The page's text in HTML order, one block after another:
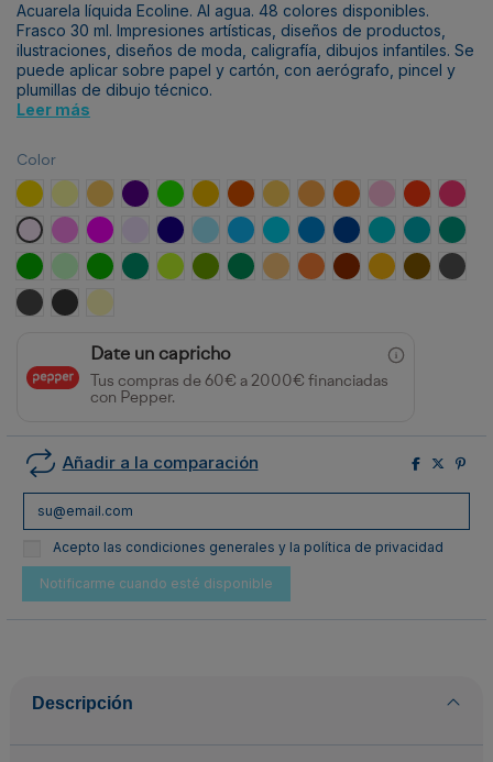
Acuarela líquida Ecoline. Al agua. 48 colores disponibles.
Frasco 30 ml. Impresiones artísticas, diseños de productos,
ilustraciones, diseños de moda, caligrafía, dibujos infantiles. Se
puede aplicar sobre papel y cartón, con aerógrafo, pincel y
plumillas de dibujo técnico.
Leer más
Color
ChartreuseAmarillo Claro
Amarillo oscuro
Violeta azulVerde claroOcre amarillo
Tierra siena tostado
Amarillo arena
Anaranjado claro
NaranjaRojo PastelBermellon
Rosa pastelRosa claroMagentaVioleta pastel
Ultramar violeta
Azul pastelAzul celeste (cyan)
Azul ultramarAzul de prusia
Azul ultramar oscuro
Azul turquesa
Verde
Verde primavera
Verde pastel
Verde Verde oscuro
Verde hierbaVerde bronce
Verde bosque
Ocre oroAzafranadoPardo rojizoOcre oscuro
Sepia Gris
Gris cálidoGris oscuroAmarillo pastel
Date un capricho
Tus compras de 60€ a 2000€ financiadas
con Pepper.
Añadir a la comparación
Acepto las condiciones generales y la política de privacidad
Descripción